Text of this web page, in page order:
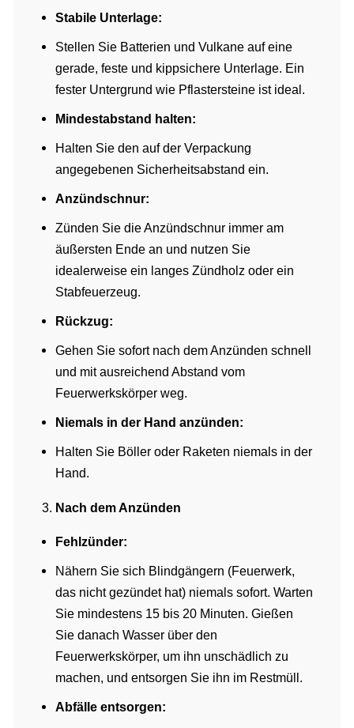
Stabile Unterlage:
Stellen Sie Batterien und Vulkane auf eine
gerade, feste und kippsichere Unterlage. Ein
fester Untergrund wie Pflastersteine ist ideal.
Mindestabstand halten:
Halten Sie den auf der Verpackung
angegebenen Sicherheitsabstand ein.
Anzündschnur:
Zünden Sie die Anzündschnur immer am
äußersten Ende an und nutzen Sie
idealerweise ein langes Zündholz oder ein
Stabfeuerzeug.
Rückzug:
Gehen Sie sofort nach dem Anzünden schnell
und mit ausreichend Abstand vom
Feuerwerkskörper weg.
Niemals in der Hand anzünden:
Halten Sie Böller oder Raketen niemals in der
Hand.
Nach dem Anzünden
Fehlzünder:
Nähern Sie sich Blindgängern (Feuerwerk,
das nicht gezündet hat) niemals sofort. Warten
Sie mindestens 15 bis 20 Minuten. Gießen
Sie danach Wasser über den
Feuerwerkskörper, um ihn unschädlich zu
machen, und entsorgen Sie ihn im Restmüll.
Abfälle entsorgen: